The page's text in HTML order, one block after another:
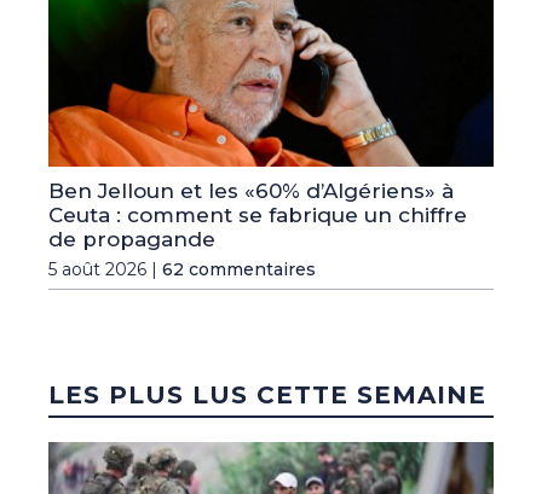
Ben Jelloun et les «60% d’Algériens» à
Ceuta : comment se fabrique un chiffre
de propagande
5 août 2026 | 62 commentaires
LES PLUS LUS CETTE SEMAINE